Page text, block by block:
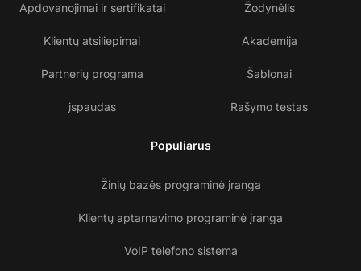
Apdovanojimai ir sertifikatai
Klientų atsiliepimai
Partnerių programa
įspaudas
Žodynėlis
Akademija
Šablonai
Rašymo testas
Populiarus
Žinių bazės programinė įranga
Klientų aptarnavimo programinė įranga
VoIP telefono sistema